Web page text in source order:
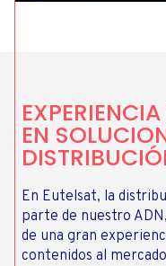
EN
En Eutelsat, la
parte de nuestro
de una gran
contenidos al